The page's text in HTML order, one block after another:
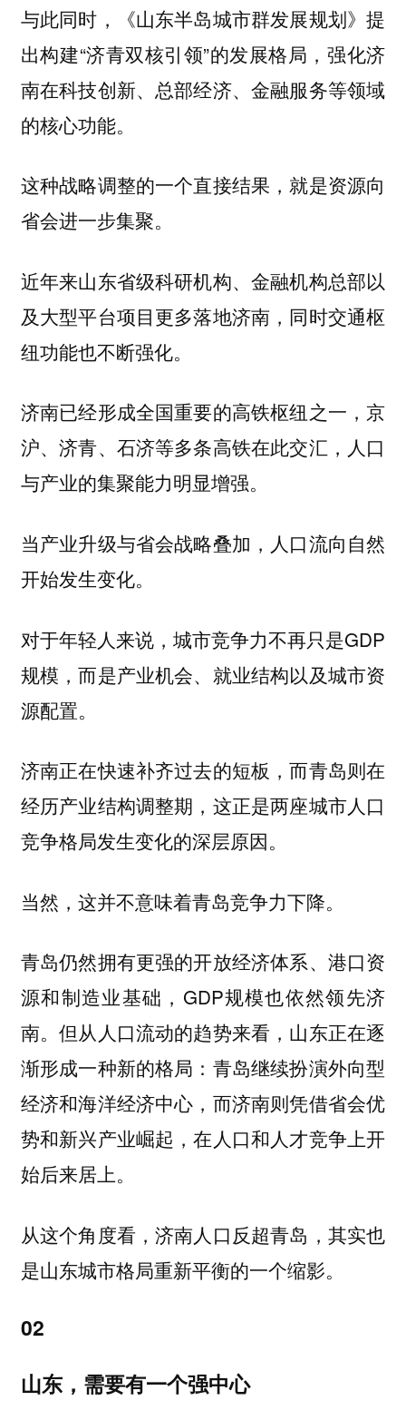
与此同时，《山东半岛城市群发展规划》提
出构建“济青双核引领”的发展格局，强化济
南在科技创新、总部经济、金融服务等领域
的核心功能。
这种战略调整的一个直接结果，就是资源向
省会进一步集聚。
近年来山东省级科研机构、金融机构总部以
及大型平台项目更多落地济南，同时交通枢
纽功能也不断强化。
济南已经形成全国重要的高铁枢纽之一，京
沪、济青、石济等多条高铁在此交汇，人口
与产业的集聚能力明显增强。
当产业升级与省会战略叠加，人口流向自然
开始发生变化。
对于年轻人来说，城市竞争力不再只是GDP
规模，而是产业机会、就业结构以及城市资
源配置。
济南正在快速补齐过去的短板，而青岛则在
经历产业结构调整期，这正是两座城市人口
竞争格局发生变化的深层原因。
当然，这并不意味着青岛竞争力下降。
青岛仍然拥有更强的开放经济体系、港口资
源和制造业基础，GDP规模也依然领先济
南。但从人口流动的趋势来看，山东正在逐
渐形成一种新的格局： 青岛继续扮演外向型
经济和海洋经济中心，而济南则凭借省会优
势和新兴产业崛起，在人口和人才竞争上开
始后来居上。
从这个角度看，济南人口反超青岛，其实也
是山东城市格局重新平衡的一个缩影。
02
山东，需要有一个强中心